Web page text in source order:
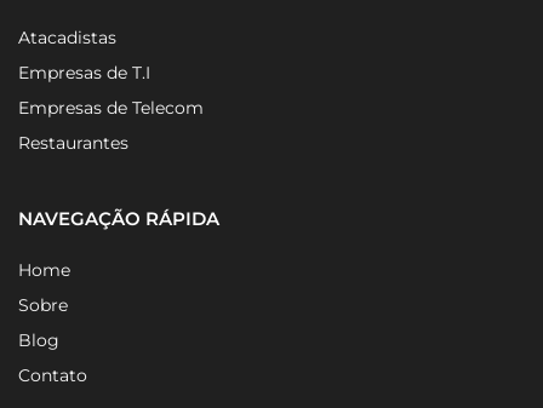
Atacadistas
Empresas de T.I
Empresas de Telecom
Restaurantes
NAVEGAÇÃO RÁPIDA
Home
Sobre
Blog
Contato